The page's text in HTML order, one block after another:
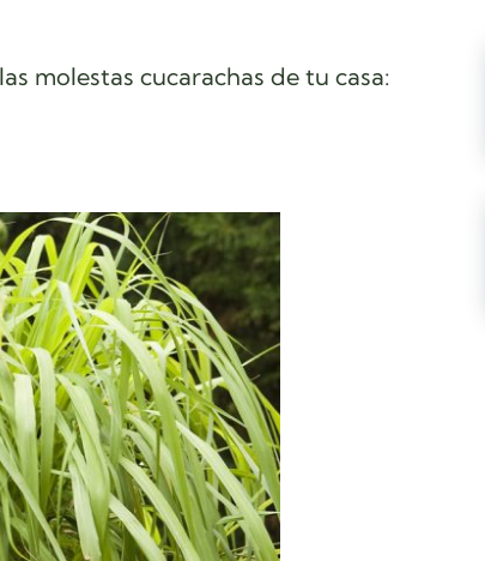
molestas cucarachas de tu casa: